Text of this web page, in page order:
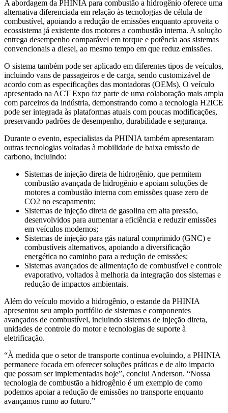
A abordagem da PHINIA para combustão a hidrogênio oferece uma
alternativa diferenciada em relação às tecnologias de célula de
combustível, apoiando a redução de emissões enquanto aproveita o
ecossistema já existente dos motores a combustão interna. A solução
entrega desempenho comparável em torque e potência aos sistemas
convencionais a diesel, ao mesmo tempo em que reduz emissões.
O sistema também pode ser aplicado em diferentes tipos de veículos,
incluindo vans de passageiros e de carga, sendo customizável de
acordo com as especificações das montadoras (OEMs). O veículo
apresentado na ACT Expo faz parte de uma colaboração mais ampla
com parceiros da indústria, demonstrando como a tecnologia H2ICE
pode ser integrada às plataformas atuais com poucas modificações,
preservando padrões de desempenho, durabilidade e segurança.
Durante o evento, especialistas da PHINIA também apresentaram
outras tecnologias voltadas à mobilidade de baixa emissão de
carbono, incluindo:
Sistemas de injeção direta de hidrogênio, que permitem
combustão avançada de hidrogênio e apoiam soluções de
motores a combustão interna com emissões quase zero de
CO2 no escapamento;
Sistemas de injeção direta de gasolina em alta pressão,
desenvolvidos para aumentar a eficiência e reduzir emissões
em veículos modernos;
Sistemas de injeção para gás natural comprimido (GNC) e
combustíveis alternativos, apoiando a diversificação
energética no caminho para a redução de emissões;
Sistemas avançados de alimentação de combustível e controle
evaporativo, voltados à melhoria da integração dos sistemas e
redução de impactos ambientais.
Além do veículo movido a hidrogênio, o estande da PHINIA
apresentou seu amplo portfólio de sistemas e componentes
avançados de combustível, incluindo sistemas de injeção direta,
unidades de controle do motor e tecnologias de suporte à
eletrificação.
“À medida que o setor de transporte continua evoluindo, a PHINIA
permanece focada em oferecer soluções práticas e de alto impacto
que possam ser implementadas hoje”, conclui Anderson. “Nossa
tecnologia de combustão a hidrogênio é um exemplo de como
podemos apoiar a redução de emissões no transporte enquanto
avançamos rumo ao futuro.”